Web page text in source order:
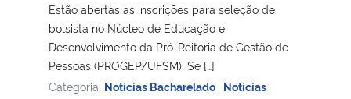
Estão abertas as inscrições para seleção de
bolsista no Núcleo de Educação e
Desenvolvimento da Pró-Reitoria de Gestão de
Pessoas (PROGEP/UFSM). Se […]
Categoria: Notícias Bacharelado Notícias